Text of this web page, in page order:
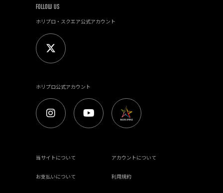
FOLLOW US
ホリプロ・スクエア公式アカウント
ホリプロ公式アカウント
当サイトについて アカウントについて
お支払いについて 利用規約